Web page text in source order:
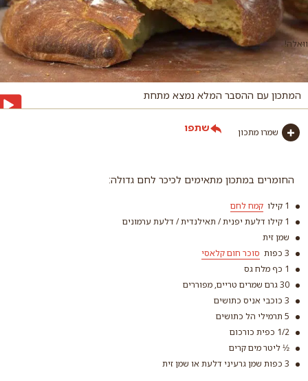
וואלה!
המתכון עם ההסבר המלא נמצא מתחת
שמרו מתכון שתפו
החומרים במתכון מתאימים לכיכר לחם גדולה:
1 קילו קמח לחם
קמח לחם
1 קילו דלעת יפנית / תאילנדית / דלעת ערמונים
שמן זית
3 כפות
סוכר חום קלאסי
קרא עוד
1 כף מלח גס
30 גרם שמרים טריים, מפוררים
3 כוכבי אניס כתושים
5 תרמילי הל כתושים
1/2 כפית כורכום
½ ליטר מים קרים
3 כפות שמן גרעיני דלעת או שמן זית